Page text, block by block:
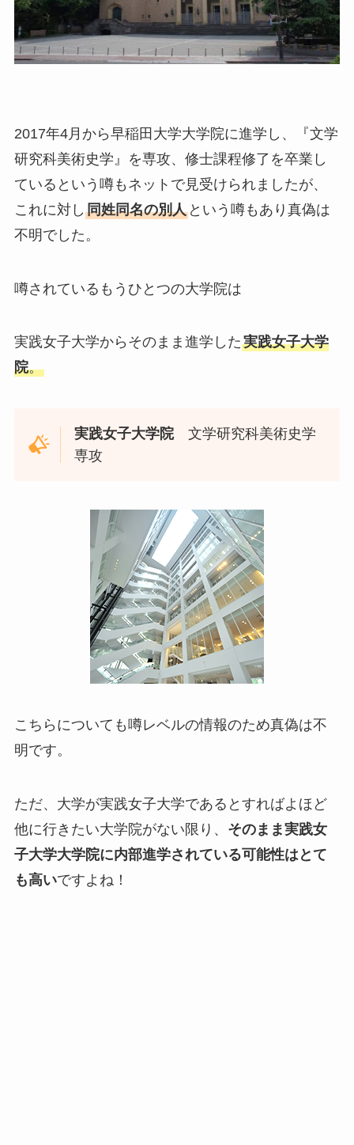
2017年4月から早稲田大学大学院に進学し、『文学
研究科美術史学』を専攻、修士課程修了を卒業し
ているという噂もネットで見受けられましたが、
これに対し 同姓同名の別人という噂もあり真偽は
不明でした。
噂されているもうひとつの大学院は
実践女子大学からそのまま進学した実践女子大学
院。
実践女子大学院文学研究科美術史学
専攻
こちらについても噂レベルの情報のため真偽は不
明です。
ただ、大学が実践女子大学であるとすればよほど
他に行きたい大学院がない限り、 そのまま実践女
子大学大学院に内部進学されている可能性はとて
も高いですよね！